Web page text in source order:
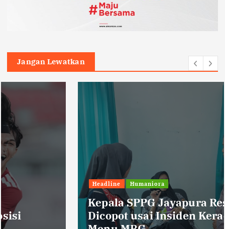
Jangan Lewatkan
Humaniora
Kepala SPPG Jayapura Resmi
Dicopot usai Insiden Keracunan